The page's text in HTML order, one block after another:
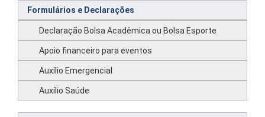
Formulários e Declarações
Declaração Bolsa Acadêmica ou Bolsa Esporte
Apoio financeiro para eventos
Auxílio Emergencial
Auxílio Saúde